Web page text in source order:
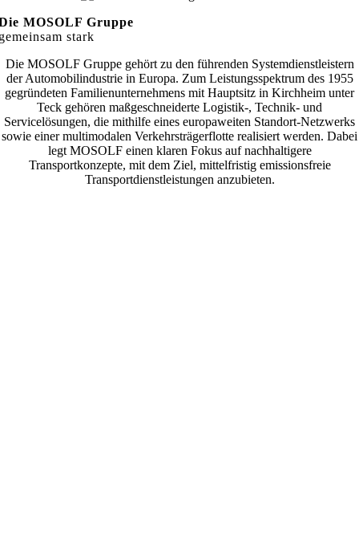
MOSOLF Gruppe
stark
Die MOSOLF Gruppe gehört zu den führenden Systemdienstleistern
der Automobilindustrie in Europa. Zum Leistungsspektrum des 1955
gegründeten Familienunternehmens mit Hauptsitz in Kirchheim unter
Teck gehören maßgeschneiderte Logistik-, Technik- und
Servicelösungen, die mithilfe eines europaweiten Standort-Netzwerks
sowie einer multimodalen Verkehrsträgerflotte realisiert werden. Dabei
legt MOSOLF einen klaren Fokus aufnachhaltigere
Transportkonzepte, mit dem Ziel, mittelfristig emissionsfreie
Transportdienstleistungen anzubieten.